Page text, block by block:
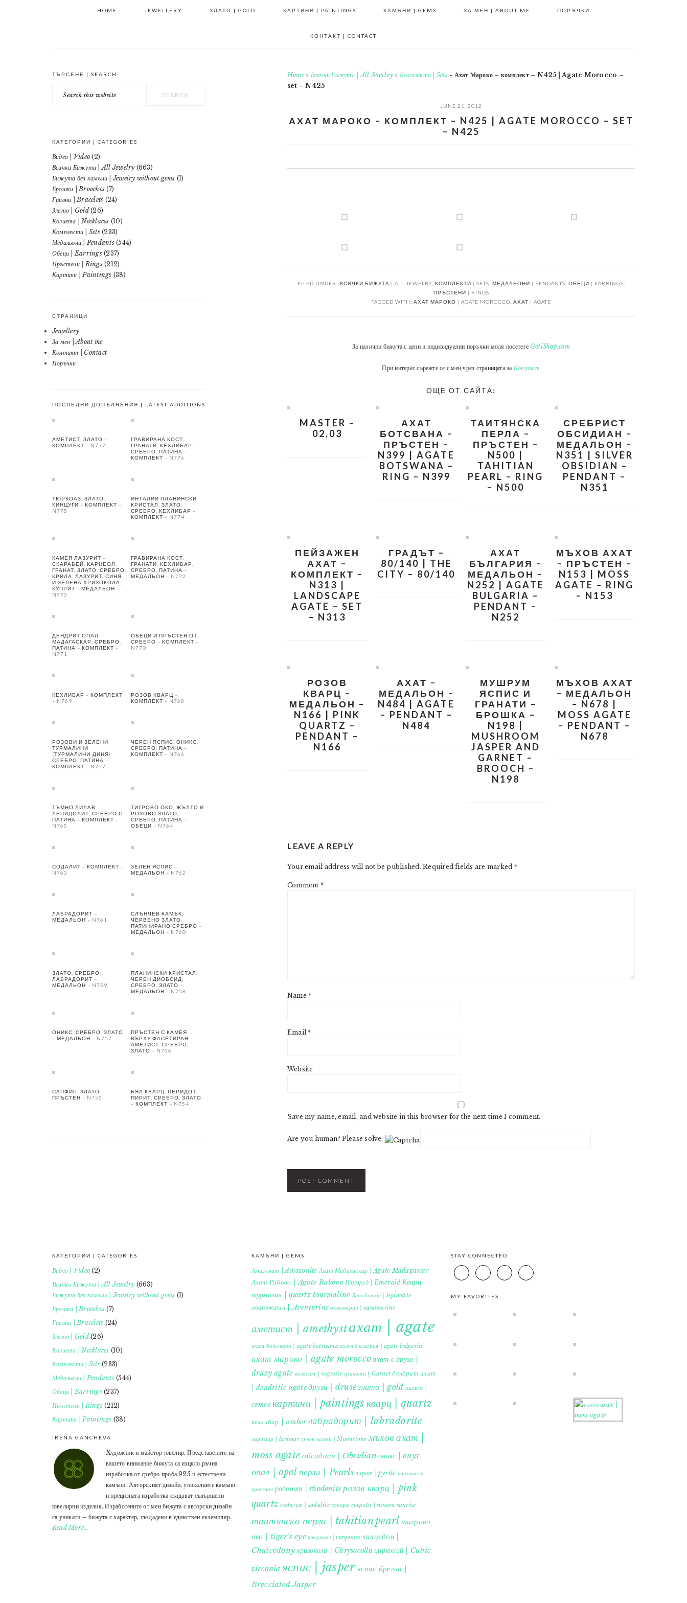
HOME JEWELLERY ЗЛАТО | GOLD КАРТИНИ | PAINTINGS КАМЪНИ | GEMS ЗА МЕН | ABOUT ME ПОРЪЧКИ
КОНТАКТ | CONTACT
Home» Всички Бижута | All Jewelry » Комплекти | Sets» Ахат Мароко – комплект – N425 | Agate Morocco –
set – N425
JUNE 21, 2012
АХАТ МАРОКО – КОМПЛЕКТ – N425 | AGATE MOROCCO – SET
– N425
FILED UNDER: ВСИЧКИ БИЖУТА | ALL JEWELRY, КОМПЛЕКТИ | SETS МЕДАЛЬОНИ | PENDANTS ОБЕЦИ | EARRINGS
ПРЪСТЕНИ | RINGS
TAGGED WITH: АХАТ МАРОКО | AGATE MOROCCO АХАТ | AGATE
За налични бижута с цени и индивидуални поръчки моля посетете GotiShop.com
При интерес сърежте се с мен чрез страницата за Контакт
ОЩЕ ОТ САЙТА:
MASTER –
02,03
АХАТ
БОТСВАНА –
ПРЪСТЕН –
N399 | AGATE
BOTSWANA –
RING – N399
ТАИТЯНСКА
ПЕРЛА –
ПРЪСТЕН –
N500 |
TAHITIAN
PEARL – RING
– N500
СРЕБРИСТ
ОБСИДИАН –
МЕДАЛЬОН –
N351 | SILVER
OBSIDIAN –
PENDANT –
N351
ПЕЙЗАЖЕН
АХАТ –
КОМПЛЕКТ –
N313 |
LANDSCAPE
AGATE – SET
– N313
ГРАДЪТ –
80/140 | THE
CITY – 80/140
АХАТ
БЪЛГАРИЯ –
МЕДАЛЬОН –
N252 | AGATE
BULGARIA –
PENDANT –
N252
МЪХОВ АХАТ
– ПРЪСТЕН –
N153 | MOSS
AGATE – RING
– N153
РОЗОВ
КВАРЦ –
МЕДАЛЬОН –
N166 | PINK
QUARTZ –
PENDANT –
N166
АХАТ –
МЕДАЛЬОН –
N484 | AGATE
– PENDANT –
N484
МУШРУМ
ЯСПИС И
ГРАНАТИ –
БРОШКА –
N198 |
MUSHROOM
JASPER AND
GARNET –
BROOCH –
N198
МЪХОВ АХАТ
– МЕДАЛЬОН
– N678 |
MOSS AGATE
– PENDANT –
N678
INTERACTIONS
LEAVE A REPLY
Your email address will not be published. Required fields are marked *
Comment *
Name*
Email*
Website
Save my name, email, and website in this browser for the next time I comment.
Are you human? Please solve:
PRIMARY
SIDEBAR
ТЪРСЕНЕ | SEARCH
this
КАТЕГОРИИ | CATEGORIES
Видео | Video (2)
Всички Бижута | All Jewelry (663)
Бижута без камъни | Jewelry without gems (1)
Брошки | Brooches (7)
Гривни | Bracelets (24)
Злато | Gold(26)
Колиета | Necklaces (10)
Комплекти | Sets(233)
Медальони | Pendants(544)
Обеци | Earrings(237)
Пръстени | Rings(212)
Картини | Paintings (38)
СТРАНИЦИ
Jewellery
За мен | About me
Контакт | Contact
Поръчки
ПОСЛЕДНИ ДОПЪЛНЕНИЯ | LATEST ADDITIONS
АМЕТИСТ, ЗЛАТО –
КОМПЛЕКТ – N777
ГРАВИРАНА КОСТ,
ГРАНАТИ, КЕХЛИБАР,
СРЕБРО, ПАТИНА –
КОМПЛЕКТ – N776
ТЮРКОАЗ, ЗЛАТО,
КИНЦУГИ – КОМПЛЕКТ –
N775
ИНТАЛИИ ПЛАНИНСКИ
КРИСТАЛ, ЗЛАТО,
СРЕБРО, КЕХЛИБАР –
КОМПЛЕКТ – N774
КАМЕЯ ЛАЗУРИТ –
СКАРАБЕЙ, КАРНЕОЛ,
ГРАНАТ, ЗЛАТО, СРЕБРО.
КРИЛА: ЛАЗУРИТ, СИНЯ
И ЗЕЛЕНА ХРИЗОКОЛА,
КУПРИТ – МЕДАЛЬОН –
N773
ГРАВИРАНА КОСТ,
ГРАНАТИ, КЕХЛИБАР,
СРЕБРО, ПАТИНА –
МЕДАЛЬОН – N772
ДЕНДРИТ ОПАЛ
МАДАГАСКАР, СРЕБРО,
ПАТИНА – КОМПЛЕКТ –
N771
ОБЕЦИ И ПРЪСТЕН ОТ
СРЕБРО – КОМПЛЕКТ –
N770
КЕХЛИБАР – КОМПЛЕКТ
– N769
РОЗОВ КВАРЦ –
КОМПЛЕКТ – N768
РОЗОВИ И ЗЕЛЕНИ
ТУРМАЛИНИ
(ТУРМАЛИНИ-ДИНЯ)
СРЕБРО, ПАТИНА –
КОМПЛЕКТ – N767
ЧЕРЕН ЯСПИС, ОНИКС,
СРЕБРО, ПАТИНА –
КОМПЛЕКТ – N766
ТЪМНО ЛИЛАВ
ЛЕПИДОЛИТ, СРЕБРО С
ПАТИНА – КОМПЛЕКТ –
N765
ТИГРОВО ОКО, ЖЪЛТО И
РОЗОВО ЗЛАТО,
СРЕБРО, ПАТИНА –
ОБЕЦИ – N764
СОДАЛИТ – КОМПЛЕКТ –
N763
ЗЕЛЕН ЯСПИС –
МЕДАЛЬОН – N762
ЛАБРАДОРИТ –
МЕДАЛЬОН – N761
СЛЪНЧЕВ КАМЪК,
ЧЕРВЕНО ЗЛАТО,
ПАТИНИРАНО СРЕБРО –
МЕДАЛЬОН – N760
ЗЛАТО, СРЕБРО,
ЛАБРАДОРИТ –
МЕДАЛЬОН – N759
ПЛАНИНСКИ КРИСТАЛ,
ЧЕРЕН ДИОБСИД,
СРЕБРО, ЗЛАТО –
МЕДАЛЬОН – N758
ОНИКС, СРЕБРО, ЗЛАТО
– МЕДАЛЬОН – N757
ПРЪСТЕН С КАМЕЯ
ВЪРХУ ФАСЕТИРАН
АМЕТИСТ, СРЕБРО,
ЗЛАТО – N756
САПФИР, ЗЛАТО –
ПРЪСТЕН – N755
БЯЛ КВАРЦ, ПЕРИДОТ,
ПИРИТ, СРЕБРО, ЗЛАТО
– КОМПЛЕКТ – N754
КАТЕГОРИИ | CATEGORIES
Видео | Video (2)
Всички Бижута | All Jewelry (663)
Бижута без камъни | Jewelry without gems (1)
Брошки | Brooches (7)
Гривни | Bracelets (24)
Злато | Gold(26)
Колиета | Necklaces (10)
Комплекти | Sets(233)
Медальони | Pendants(544)
Обеци | Earrings(237)
Пръстени | Rings(212)
Картини | Paintings (38)
IRENA GANCHEVA
Xудожник и майстор ювелир. Представените на
вашето внимание бижута са изцяло ръчна
изработка от сребро проба 925 и естествени
камъни. Авторският дизайн, уникалните камъни
и прецизната изработка създават съвършени
ювелирни изделия. Изработените от мен бижута с авторски дизайн
са уникати – бижута с характер, създадени в единствен екземпляр.
Read More…
КАМЪНИ | GEMS
Амазонит | Amazonite Ахат Мадагаскар | Agate Madagascar
Ахат Рабово | Agate Rabovo Изумруд | Emerald Кварц
турмалин | quartz tourmaline Лепидолит | lepidolite
авантюрин | Aventurine аквамарин | aquamarine
аметист | amethystахат | agate
ахат ботсвана | agate botswana ахат българия | agate bulgaria
ахат мароко | agate moroccoахат с друза |
druzy agate вогесит | vogesite гранати | Garnet дендрит ахат
| dendritic agateдруза | druseзлато | gold камея |
cameo картини | paintings кварц | quartz
кехлибар | amberлабрадорит | labradorite
ларимар | larimar лунен камък | Moonstone мъхов ахат |
moss agateобсидиан | Obsidian оникс | onyx
опал | opal перли | Pearls пирит | pyrite планински
кристал родонит | rhodoniteрозов кварц | pink
quartz содалит | sodalite сонора сънрайз | sonora sunrise
таитянска перла | tahitian pearl тигрово
око | tiger's eye тюркоаз | turquoise халцедон |
Chalcedonyхризокола | Chrysocolla цирконий | Cubic
zirconia яспис | jasperяспис брегча |
Brecciated Jasper
STAY CONNECTED
MY FAVORITES